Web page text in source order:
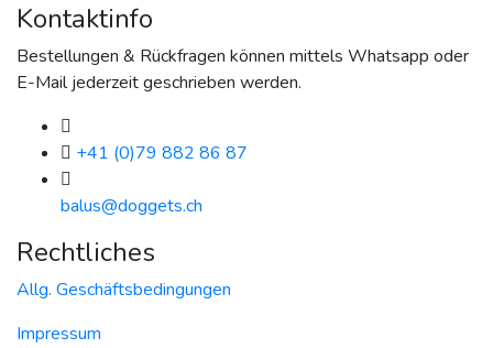
Kontaktinfo
Bestellungen & Rückfragen können mittels Whatsapp oder
E-Mail jederzeit geschrieben werden.
+41 (0)79 882 86 87
balus@doggets.ch
Rechtliches
Allg. Geschäftsbedingungen
Impressum